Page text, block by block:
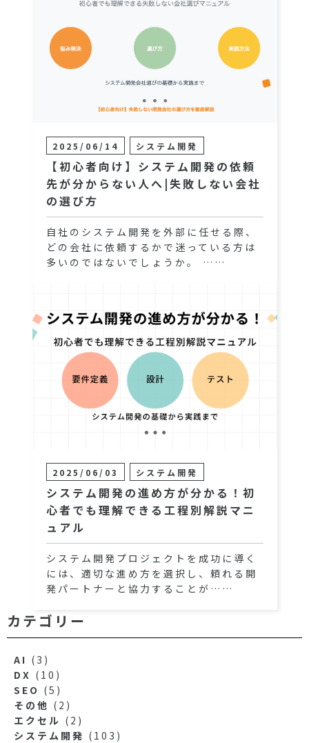
2025/06/14 システム開発
【初心者向け】システム開発の依頼
先が分からない人へ|失敗しない会社
の選び方
自社のシステム開発を外部に任せる際、
どの会社に依頼するかで迷っている方は
多いのではないでしょうか。 ……
2025/06/03 システム開発
システム開発の進め方が分かる！初
心者でも理解できる工程別解説マニ
ュアル
システム開発プロジェクトを成功に導く
には、適切な進め方を選択し、頼れる開
発パートナーと協力することが……
カテゴリー
AI (3)
DX (10)
SEO (5)
その他 (2)
エクセル (2)
システム開発 (103)